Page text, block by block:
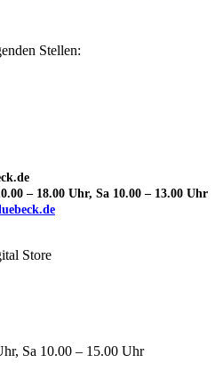
Stellen:
– 18.00 Uhr, Sa 10.00 – 13.00 Uhr
Store
Sa 10.00 – 15.00 Uhr